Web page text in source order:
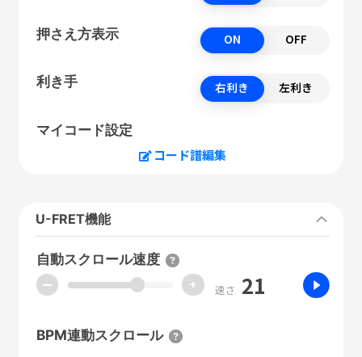
押さえ方表示 ON OFF
利き手 右利き 左利き
マイコード設定
コード譜編集
U-FRET機能
自動スクロール速度
ー + 速さ 21
BPM連動スクロール